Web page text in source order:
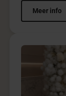
Meer info